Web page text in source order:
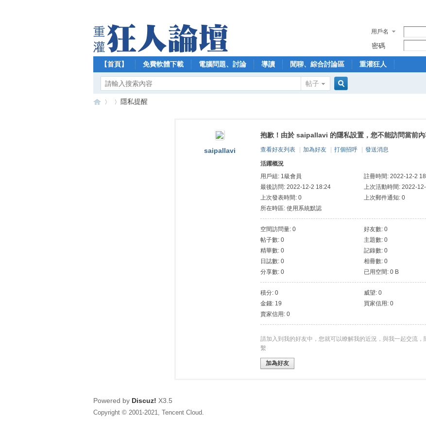
用戶名
密碼
【首頁】 免費軟體下載 電腦問題、討論 導讀 閒聊、綜合討論區 重灌狂人
帖子
索
隱私提醒
saipallavi
抱歉！由於 saipallavi 的隱私設置，您不能訪問當前
查看好友列表 加為好友 打個招呼 發送消息
活躍概況
用戶組: 1級會員
註冊時間: 2022-12-2
最後訪問: 2022-12-2 18:24
上次活動時間: 2022-
上次發表時間: 0
上次郵件通知: 0
所在時區: 使用系統默認
空間訪問量: 0
好友數: 0
帖子數: 0
主題數: 0
精華數: 0
記錄數: 0
日誌數: 0
相冊數: 0
分享數: 0
已用空間: 0 B
積分: 0
威望: 0
金錢: 19
買家信用: 0
賣家信用: 0
請加入到我的好友中，您就可以瞭解我的近況，與我一起交流，
繫
加為好友
Powered by Discuz! X3.5
Copyright © 2001-2021, Tencent Cloud.